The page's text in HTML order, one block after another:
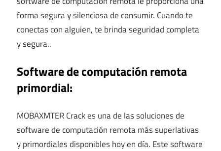
forma segura y silenciosa de consumir. Cuando te
conectas con alguien, te brinda seguridad completa
y segura..
Software de computación remota
primordial:
MOBAXMTER Crack es una de las soluciones de
software de computación remota más superlativas
y primordiales disponibles hoy en día. Este software